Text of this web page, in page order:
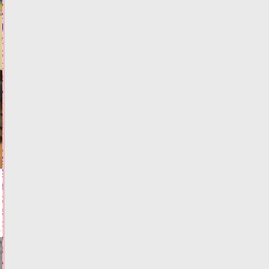
Житель
Твери
попался
с
поддельным
водительским
удостоверением
Сегодня:
15:02
ФОТО
ЗАКОН И
ПОРЯДОК
Алёна
Аршинова
заявила
о
важности
доступности
медпомощи
в
условиях